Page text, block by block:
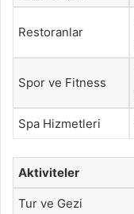
Restoranlar
Spor ve Fitness
Spa Hizmetleri
Aktiviteler
Tur ve Gezi